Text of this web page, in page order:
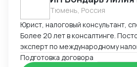
Тюмень, Россия
Юрист, налоговый консультант,
Более 20 лет в консалтинге.
эксперт по международному
применению СОИДН, MLI.
Подготовка договора